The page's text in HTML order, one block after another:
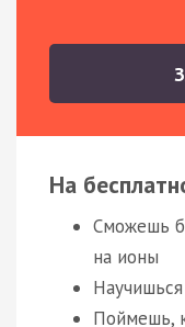
На
Сможешь
на ионы
Поймешь,